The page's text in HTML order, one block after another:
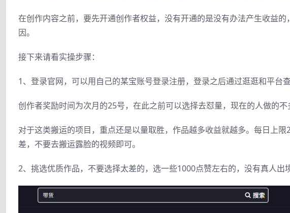
在创作内容之前，要先开通创作者权益，没有开通的是没有办法产生收益
因。
接下来请看实操步骤：
1、登录官网，可以用自己的某宝账号登录注册，登录之后通过逛逛和平台
创作者奖励时间为次月的25号，在此之前可以选择去怼量，现在的人做的不
对于这类搬运的项目，重点还是以量取胜，作品越多收益就越多。每日上
差，不要去搬运露脸的视频即可。
2、挑选优质作品，不要选择太差的，选一些1000点赞左右的，没有真人出